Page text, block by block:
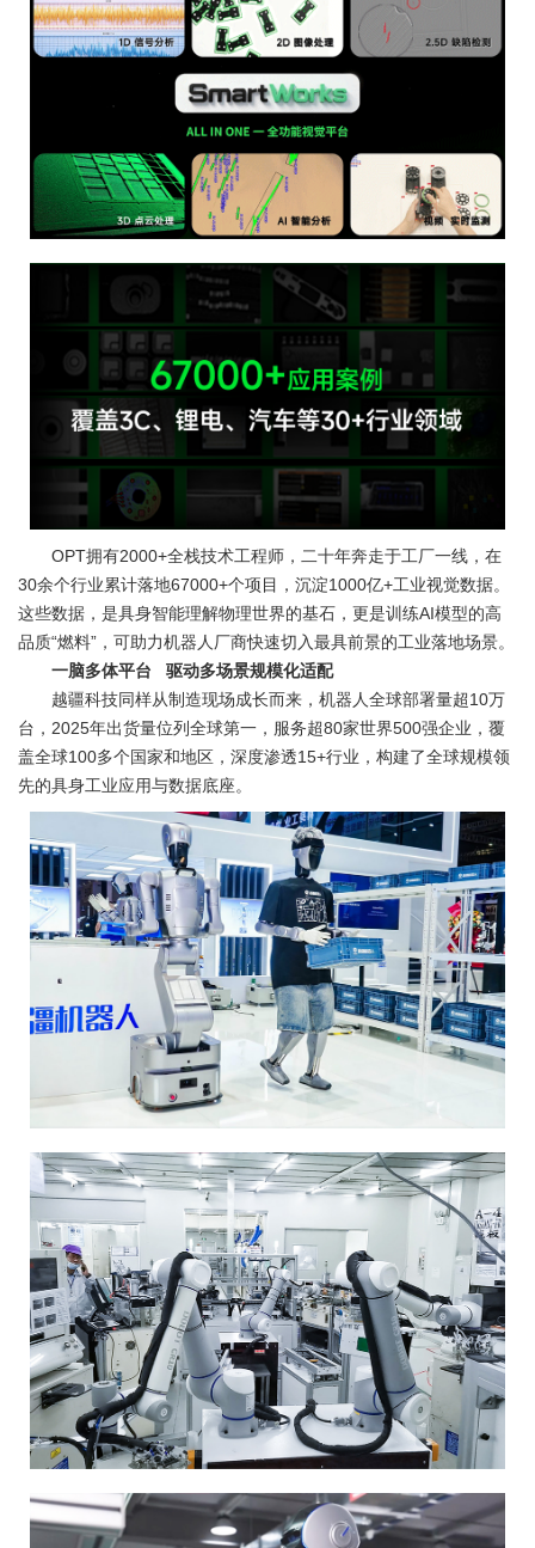
OPT拥有2000+全栈技术工程师，二十年奔走于工厂一线，在
30余个行业累计落地67000+个项目，沉淀1000亿+工业视觉数据。
这些数据，是具身智能理解物理世界的基石，更是训练AI模型的高
品质“燃料”，可助力机器人厂商快速切入最具前景的工业落地场景。
一脑多体平台 驱动多场景规模化适配
越疆科技同样从制造现场成长而来，机器人全球部署量超10万
台，2025年出货量位列全球第一，服务超80家世界500强企业，覆
盖全球100多个国家和地区，深度渗透15+行业，构建了全球规模领
先的具身工业应用与数据底座。